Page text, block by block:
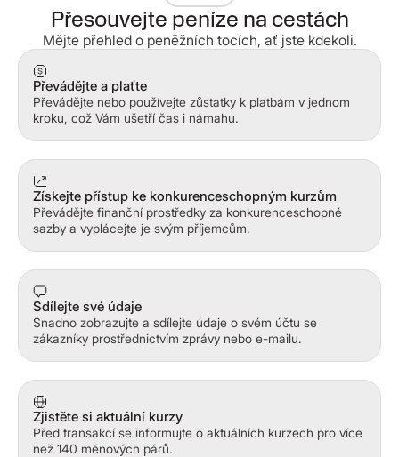
Přesouvejte peníze na cestách
Mějte přehled o peněžních tocích, ať jste kdekoli.
Převádějte a plaťte
Převádějte nebo používejte zůstatky k platbám v jednom
kroku, což Vám ušetří čas i námahu.
Získejte přístup ke konkurenceschopným kurzům
Převádějte finanční prostředky za konkurenceschopné
sazby a vyplácejte je svým příjemcům.
Sdílejte své údaje
Snadno zobrazujte a sdílejte údaje o svém účtu se
zákazníky prostřednictvím zprávy nebo e-mailu.
Zjistěte si aktuální kurzy
Před transakcí se informujte o aktuálních kurzech pro více
než 140 měnových párů.